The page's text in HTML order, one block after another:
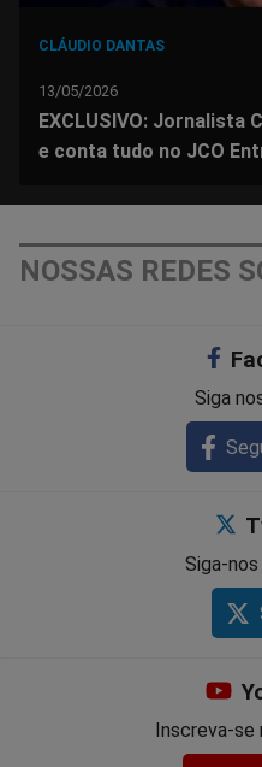
CLÁUDIO DANTAS
13/05/2026
EXCLUSIVO: Jornalista
e conta tudo no JCO
NOSSAS REDES
Siga
Siga-
Inscreva-se